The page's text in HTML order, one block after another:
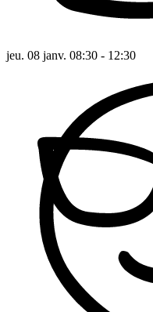
jeu. 08 janv. 08:30 - 12:30